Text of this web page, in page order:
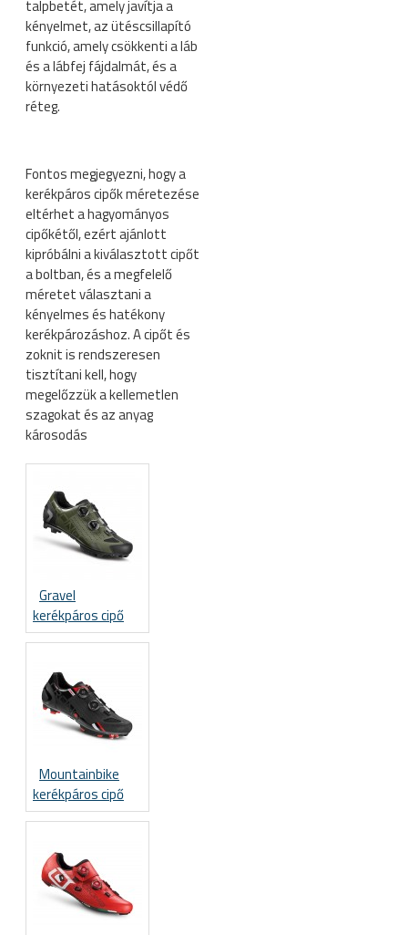
talpbetét, amely javítja a
kényelmet, az ütéscsillapító
funkció, amely csökkenti a láb
és a lábfej fájdalmát, és a
környezeti hatásoktól védő
réteg.
Fontos megjegyezni, hogy a
kerékpáros cipők méretezése
eltérhet a hagyományos
cipőkétől, ezért ajánlott
kipróbálni a kiválasztott cipőt
a boltban, és a megfelelő
méretet választani a
kényelmes és hatékony
kerékpározáshoz. A cipőt és
zoknit is rendszeresen
tisztítani kell, hogy
megelőzzük a kellemetlen
szagokat és az anyag
károsodás
Gravel
kerékpáros cipő
Mountainbike
kerékpáros cipő